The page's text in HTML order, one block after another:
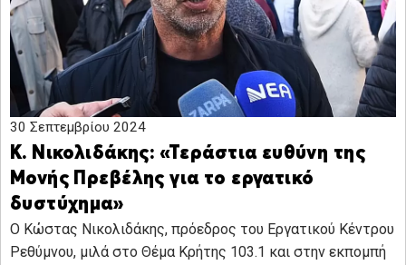
30 Σεπτεμβρίου 2024
Κ. Νικολιδάκης: «Τεράστια ευθύνη της
Μονής Πρεβέλης για το εργατικό
δυστύχημα»
Ο Κώστας Νικολιδάκης, πρόεδρος του Εργατικού Κέντρου
Ρεθύμνου, μιλά στο Θέμα Κρήτης 103.1 και στην εκπομπή